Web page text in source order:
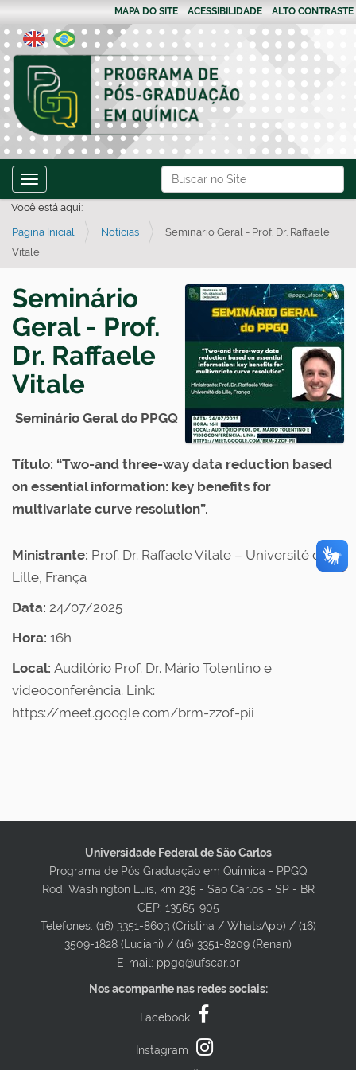
Busca
Busca Avançada…
MAPA DO SITE ACESSIBILIDADE ALTO CONTRASTE
Toggle navigation
Você está aqui:
Página Inicial Notícias
Seminário Geral - Prof. Dr. Raffaele
Vitale
Seminário
Geral - Prof.
Dr. Raffaele
Vitale
Seminário Geral do PPGQ
Título: “Two-and three-way data reduction based
on essential information: key benefits for
multivariate curve resolution”.
Ministrante: Prof. Dr. Raffaele Vitale – Université de
Lille, França
Data: 24/07/2025
Hora: 16h
Local: Auditório Prof. Dr. Mário Tolentino e
videoconferência. Link:
https://meet.google.com/brm-zzof-pii
Universidade Federal de São Carlos
Programa de Pós Graduação em Química - PPGQ
Rod. Washington Luis, km 235 - São Carlos - SP - BR
CEP: 13565-905
Telefones: (16) 3351-8603 (Cristina / WhatsApp) / (16)
3509-1828 (Luciani) / (16) 3351-8209 (Renan)
E-mail: ppgq@ufscar.br
Nos acompanhe nas redes sociais:
Facebook
Instagram